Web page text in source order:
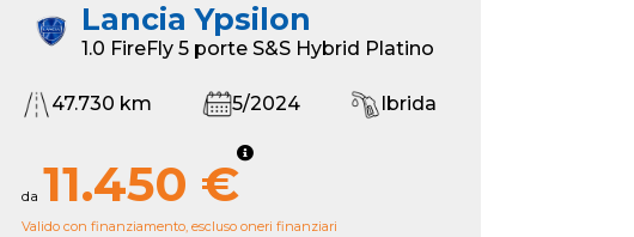
Lancia Ypsilon
1.0 FireFly 5 porte S&S Hybrid Platino
47.730 km 5/2024 Ibrida
da 11.450 €
Valido con finanziamento, escluso oneri finanziari